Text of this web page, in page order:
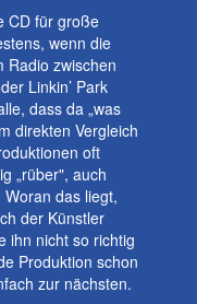
CD für große
wenn die
Radio zwischen
Linkin’ Park
dass da „was
direkten Vergleich
oft
„rüber", auch
das liegt,
der Künstler
ihn nicht so richtig
Produktion schon
zur nächsten.